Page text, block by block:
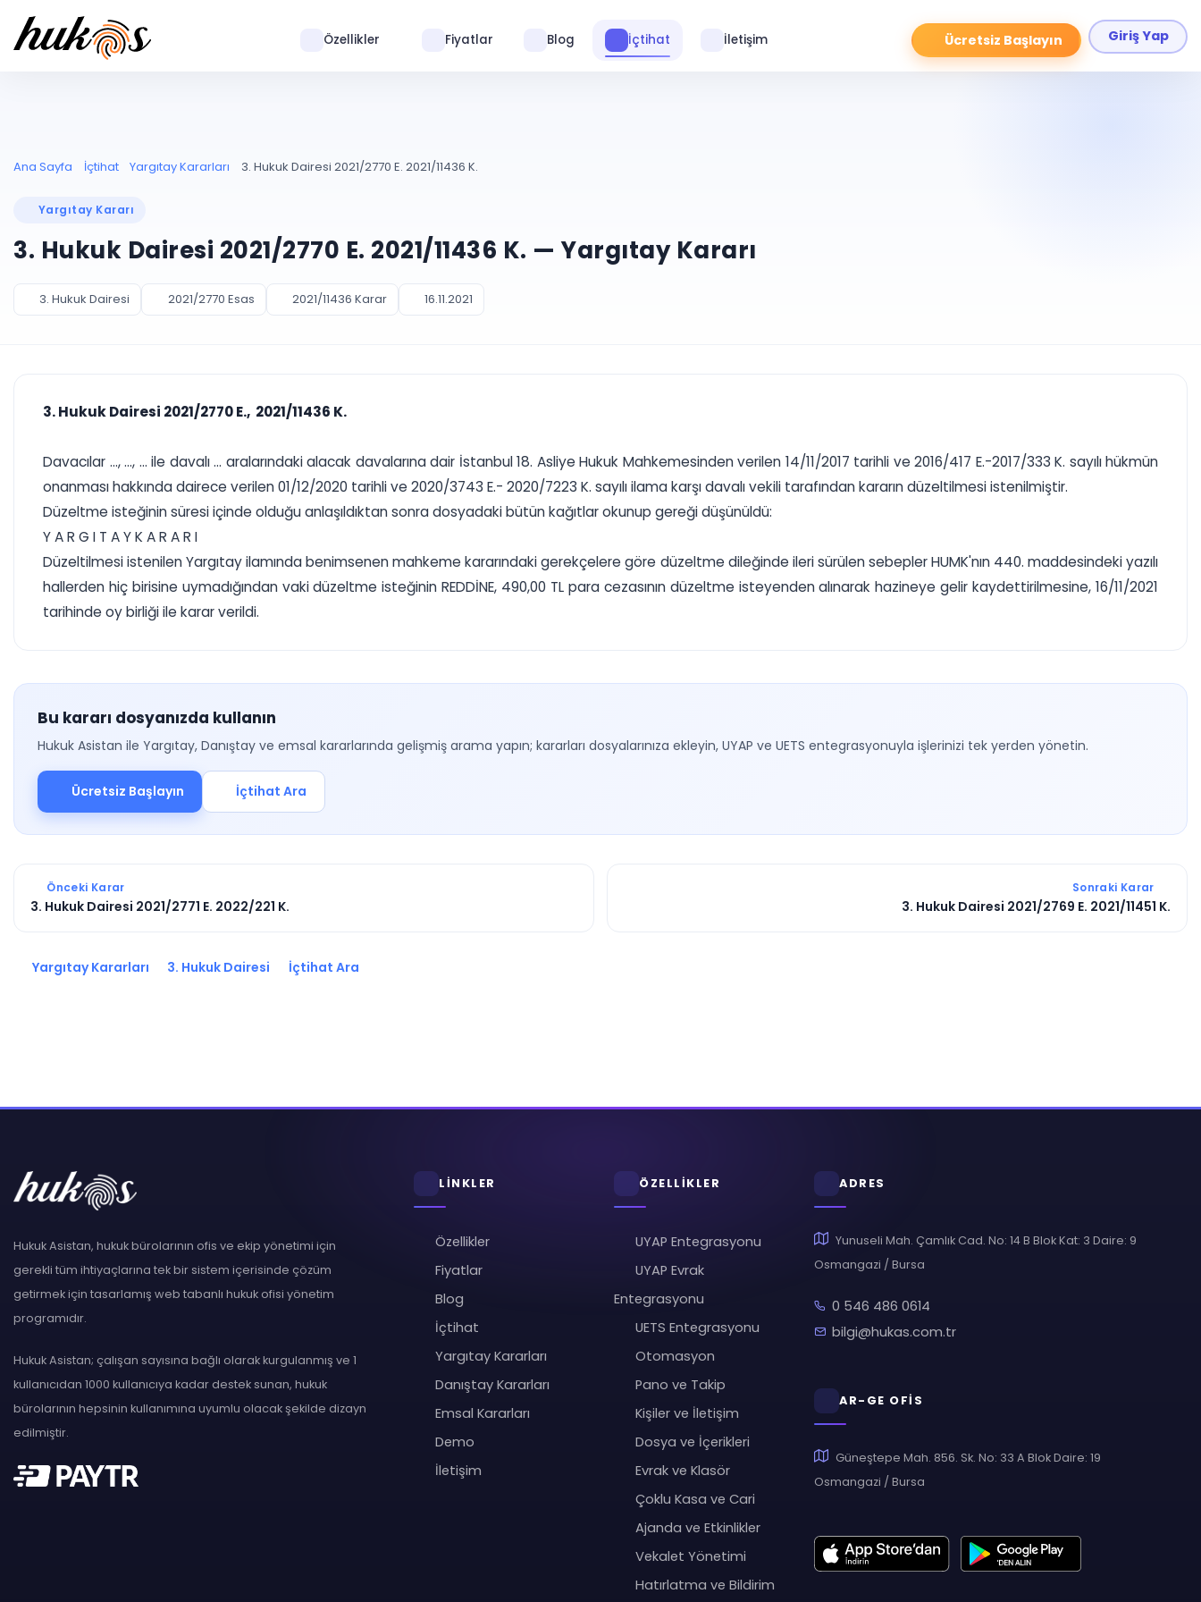
Ücretsiz Başlayın Giriş Yap
Özellikler Fiyatlar Blog İçtihat İletişim
Ana Sayfa İçtihat Yargıtay Kararları 3. Hukuk Dairesi 2021/2770 E. 2021/11436 K.
Yargıtay Kararı
3. Hukuk Dairesi 2021/2770 E. 2021/11436 K. — Yargıtay Kararı
3. Hukuk Dairesi 2021/2770 Esas 2021/11436 Karar 16.11.2021
3. Hukuk Dairesi 2021/2770 E., 2021/11436 K.
Davacılar ..., ..., ... ile davalı ... aralarındaki alacak davalarına dair İstanbul 18. Asliye Hukuk Mahkemesinden verilen 14/11/2017 tarihli ve 2016/417 E.-2017/333 K. sayılı hükmün
onanması hakkında dairece verilen 01/12/2020 tarihli ve 2020/3743 E.- 2020/7223 K. sayılı ilama karşı davalı vekili tarafından kararın düzeltilmesi istenilmiştir.
Düzeltme isteğinin süresi içinde olduğu anlaşıldıktan sonra dosyadaki bütün kağıtlar okunup gereği düşünüldü:
Y A R G I T A Y K A R A R I
Düzeltilmesi istenilen Yargıtay ilamında benimsenen mahkeme kararındaki gerekçelere göre düzeltme dileğinde ileri sürülen sebepler HUMK'nın 440. maddesindeki yazılı
hallerden hiç birisine uymadığından vaki düzeltme isteğinin REDDİNE, 490,00 TL para cezasının düzeltme isteyenden alınarak hazineye gelir kaydettirilmesine, 16/11/2021
tarihinde oy birliği ile karar verildi.
Bu kararı dosyanızda kullanın
Hukuk Asistan ile Yargıtay, Danıştay ve emsal kararlarında gelişmiş arama yapın; kararları dosyalarınıza ekleyin, UYAP ve UETS entegrasyonuyla işlerinizi tek yerden yönetin.
Ücretsiz Başlayın İçtihat Ara
Önceki Karar
3. Hukuk Dairesi 2021/2771 E. 2022/221 K.
Sonraki Karar
3. Hukuk Dairesi 2021/2769 E. 2021/11451 K.
Yargıtay Kararları 3. Hukuk Dairesi İçtihat Ara
Hukuk Asistan, hukuk bürolarının ofis ve ekip yönetimi için
gerekli tüm ihtiyaçlarına tek bir sistem içerisinde çözüm
getirmek için tasarlamış web tabanlı hukuk ofisi yönetim
programıdır.
Hukuk Asistan; çalışan sayısına bağlı olarak kurgulanmış ve 1
kullanıcıdan 1000 kullanıcıya kadar destek sunan, hukuk
bürolarının hepsinin kullanımına uyumlu olacak şekilde dizayn
edilmiştir.
LİNKLER
Özellikler
Fiyatlar
Blog
İçtihat
Yargıtay Kararları
Danıştay Kararları
Emsal Kararları
Demo
İletişim
ÖZELLİKLER
UYAP Entegrasyonu
UYAP Evrak
Entegrasyonu
UETS Entegrasyonu
Otomasyon
Pano ve Takip
Kişiler ve İletişim
Dosya ve İçerikleri
Evrak ve Klasör
Çoklu Kasa ve Cari
Ajanda ve Etkinlikler
Vekalet Yönetimi
Hatırlatma ve Bildirim
ADRES
Yunuseli Mah. Çamlık Cad. No: 14 B Blok Kat: 3 Daire: 9
Osmangazi / Bursa
0 546 486 0614
bilgi@hukas.com.tr
AR-GE OFİS
Güneştepe Mah. 856. Sk. No: 33 A Blok Daire: 19
Osmangazi / Bursa